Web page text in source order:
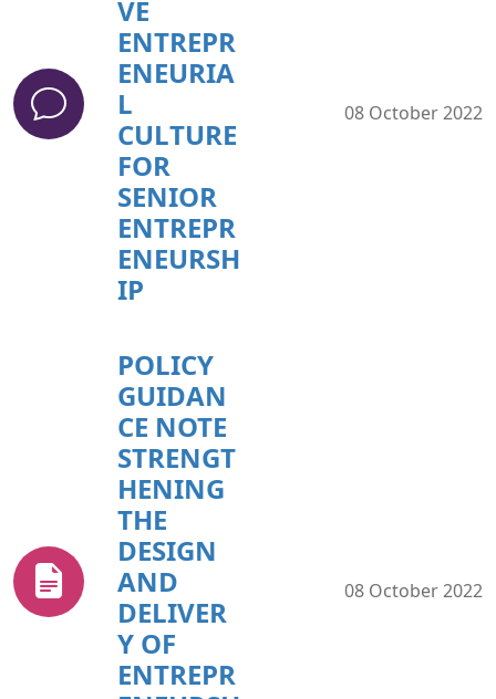
VE
ENTREPR
ENEURIA
L
CULTURE
FOR
SENIOR
ENTREPR
ENEURSH
IP
08 October 2022
POLICY
GUIDAN
CE NOTE
STRENGT
HENING
THE
DESIGN
AND
DELIVER
Y OF
ENTREPR
08 October 2022